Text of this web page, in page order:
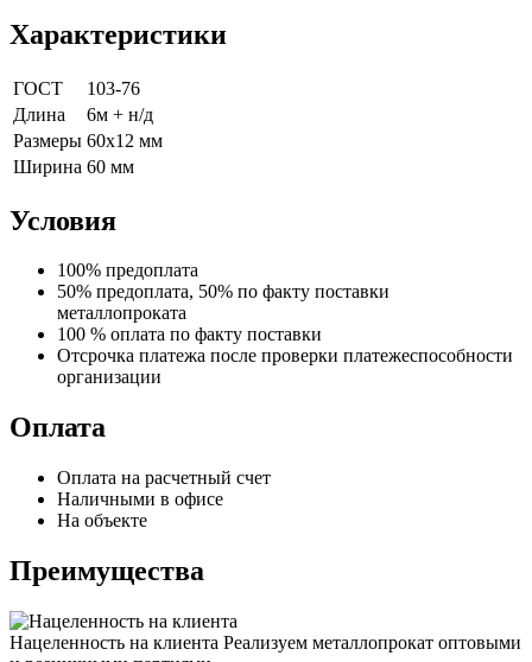
Характеристики
ГОСТ
103-76
Длина
6м + н/д
Размеры 60х12 мм
Ширина 60 мм
Условия
100% предоплата
50% предоплата, 50% по факту поставки
металлопроката
100 % оплата по факту поставки
Отсрочка платежа после проверки платежеспособности
организации
Оплата
Оплата на расчетный счет
Наличными в офисе
На объекте
Преимущества
Нацеленность на клиента Реализуем металлопрокат оптовыми